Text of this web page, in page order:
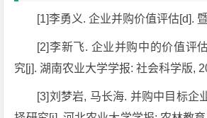
[1]李勇义. 企业并购价值评估[d].
[2]李新飞. 企业并购中的价值评
究[j]. 湖南农业大学学报: 社会科学版,
[3]刘梦岩, 马长海. 并购中目标企